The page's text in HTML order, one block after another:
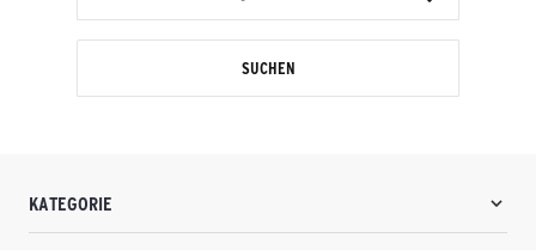
SUCHEN
KATEGORIE